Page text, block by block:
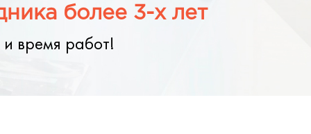
более 3-х лет
время работ!